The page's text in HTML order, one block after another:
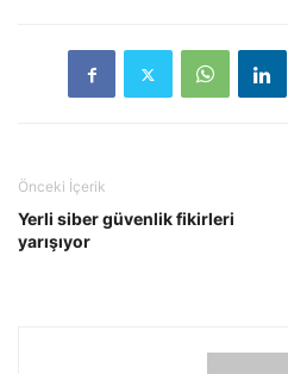
Önceki İçerik
Yerli siber güvenlik fikirleri
yarışıyor